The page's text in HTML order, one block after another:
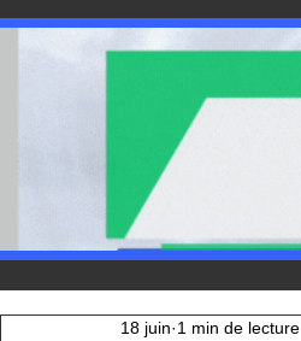
18 juin 1 min de lecture